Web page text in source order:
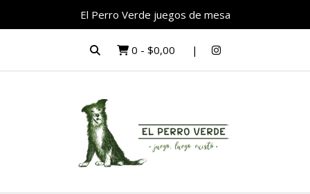
El Perro Verde juegos de mesa
0 - $0,00